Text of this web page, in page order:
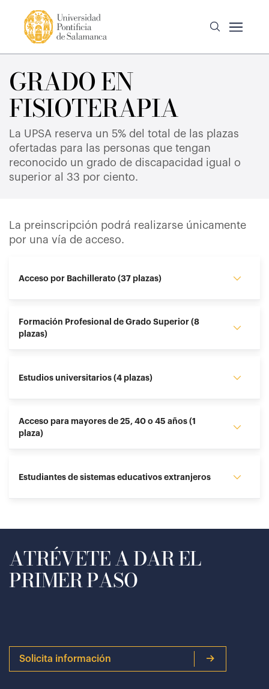
GRADO EN
FISIOTERAPIA
La UPSA reserva un 5% del total de las plazas
ofertadas para las personas que tengan
reconocido un grado de discapacidad igual o
superior al 33 por ciento.
La preinscripción podrá realizarse únicamente
por una vía de acceso.
Acceso por Bachillerato (37 plazas)
Formación Profesional de Grado Superior (8
plazas)
Estudios universitarios (4 plazas)
Acceso para mayores de 25, 40 o 45 años (1
plaza)
Estudiantes de sistemas educativos extranjeros
ATRÉVETE A DAR EL
PRIMER PASO
Solicita información